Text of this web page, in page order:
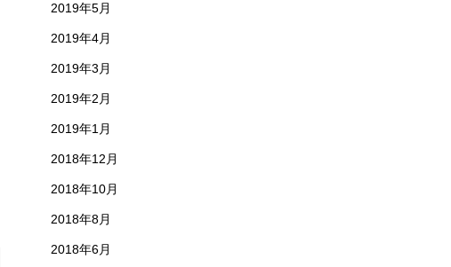
2019年5月
2019年4月
2019年3月
2019年2月
2019年1月
2018年12月
2018年10月
2018年8月
2018年6月